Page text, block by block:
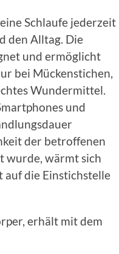
Schlaufe jederzeit
den Alltag. Die
und ermöglicht
bei Mückenstichen,
Wundermittel.
und
der betroffenen
wurde, wärmt sich
auf die Einstichstelle
erhält mit dem